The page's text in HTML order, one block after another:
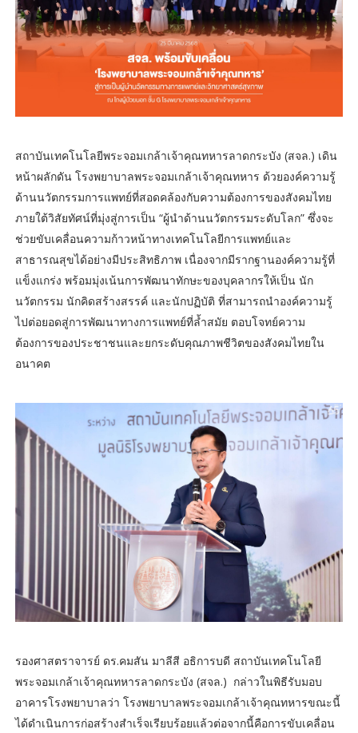
สถาบันเทคโนโลยีพระจอมเกล้าเจ้าคุณทหารลาดกระบัง (สจล.) เดิน
หน้าผลักดัน โรงพยาบาลพระจอมเกล้าเจ้าคุณทหาร ด้วยองค์ความรู้
ด้านนวัตกรรมการแพทย์ที่สอดคล้องกับความต้องการของสังคมไทย
ภายใต้วิสัยทัศน์ที่มุ่งสู่การเป็น “ผู้นำด้านนวัตกรรมระดับโลก” ซึ่งจะ
ช่วยขับเคลื่อนความก้าวหน้าทางเทคโนโลยีการแพทย์และ
สาธารณสุขได้อย่างมีประสิทธิภาพ เนื่องจากมีรากฐานองค์ความรู้ที่
แข็งแกร่ง พร้อมมุ่งเน้นการพัฒนาทักษะของบุคลากรให้เป็น นัก
นวัตกรรม นักคิดสร้างสรรค์ และนักปฏิบัติ ที่สามารถนำองค์ความรู้
ไปต่อยอดสู่การพัฒนาทางการแพทย์ที่ล้ำสมัย ตอบโจทย์ความ
ต้องการของประชาชนและยกระดับคุณภาพชีวิตของสังคมไทยใน
อนาคต
รองศาสตราจารย์ ดร.คมสัน มาลีสี อธิการบดี สถาบันเทคโนโลยี
พระจอมเกล้าเจ้าคุณทหารลาดกระบัง (สจล.) กล่าวในพิธีรับมอบ
อาคารโรงพยาบาลว่า โรงพยาบาลพระจอมเกล้าเจ้าคุณทหารขณะนี้
ได้ดำเนินการก่อสร้างสำเร็จเรียบร้อยแล้วต่อจากนี้คือการขับเคลื่อน